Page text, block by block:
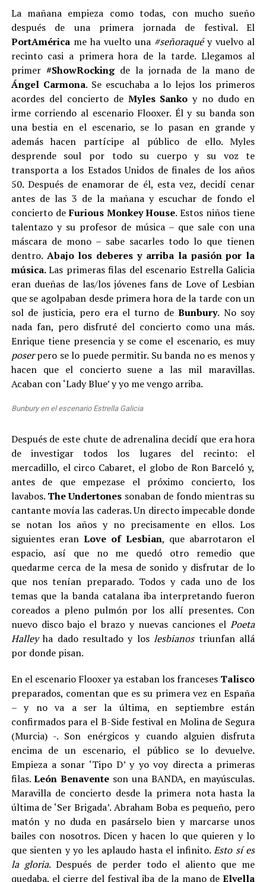
La mañana empieza como todas, con mucho sueño
después de una primera jornada de festival. El
PortAméricame ha vuelto una #señoraquéy vuelvo al
recinto casi a primera hora de la tarde. Llegamos al
primer #ShowRockingde la jornada de la mano de
Ángel Carmona. Se escuchaba a lo lejos los primeros
acordes del concierto de Myles Sanko y no dudo en
irme corriendo al escenario Flooxer. Él y su banda son
una bestia en el escenario, se lo pasan en grande y
además hacen partícipe al público de ello. Myles
desprende soul por todo su cuerpo y su voz te
transporta a los Estados Unidos de finales de los años
50. Después de enamorar de él, esta vez, decidí cenar
antes de las 3 de la mañana y escuchar de fondo el
concierto deFurious Monkey House. Estos niños tiene
talentazo y su profesor de música – que sale con una
máscara de mono – sabe sacarles todo lo que tienen
dentro. Abajo los deberes y arriba la pasión por la
música.Las primeras filas del escenario Estrella Galicia
eran dueñas de las/los jóvenes fans de Love of Lesbian
que se agolpaban desde primera hora de la tarde con un
sol de justicia, pero era el turno deBunbury. No soy
nada fan, pero disfruté del concierto como una más.
Enrique tiene presencia y se come el escenario, es muy
poserpero se lo puede permitir. Su banda no es menos y
hacen que el concierto suene a las mil maravillas.
Acaban con ‘Lady Blue’ y yo me vengo arriba.
Bunbury en el escenario Estrella Galicia
Después de este chute de adrenalina decidí que era hora
de investigar todos los lugares del recinto: el
mercadillo, el circo Cabaret, el globo de Ron Barceló y,
antes de que empezase el próximo concierto, los
lavabos. The Undertones sonaban de fondo mientras su
cantante movía las caderas. Un directo impecable donde
se notan los años y no precisamente en ellos. Los
siguientes eran Love of Lesbian, que abarrotaron el
espacio, así que no me quedó otro remedio que
quedarme cerca de la mesa de sonido y disfrutar de lo
que nos tenían preparado. Todos y cada uno de los
temas que la banda catalana iba interpretando fueron
coreados a pleno pulmón por los allí presentes. Con
nuevo disco bajo el brazo y nuevas canciones elPoeta
Halleyha dado resultado y loslesbianostriunfan allá
por donde pisan.
En el escenario Flooxer ya estaban los franceses Talisco
preparados, comentan que es su primera vez en España
– y no va a ser la última, en septiembre están
confirmados para el B-Side festival en Molina de Segura
(Murcia) -. Son enérgicos y cuando alguien disfruta
encima de un escenario, el público se lo devuelve.
Empieza a sonar ‘Tipo D’ y yo voy directa a primeras
filas.León Benavente son una BANDA, en mayúsculas.
Maravilla de concierto desde la primera nota hasta la
última de ‘Ser Brigada’. Abraham Boba es pequeño, pero
matón y no duda en pasárselo bien y marcarse unos
bailes con nosotros. Dicen y hacen lo que quieren y lo
que sienten y yo les aplaudo hasta el infinito.Esto sí es
la gloria. Después de perder todo el aliento que me
quedaba, el cierre del festival iba de la mano deElyella